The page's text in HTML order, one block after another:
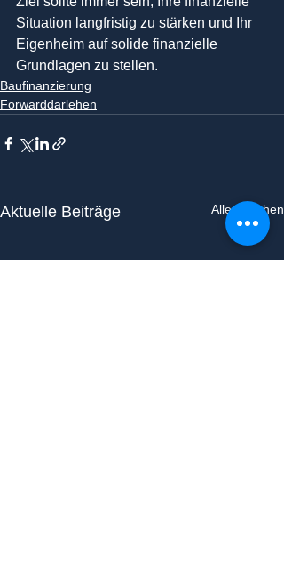
Situation langfristig zu stärken und Ihr
Eigenheim auf solide finanzielle
Grundlagen zu stellen.
Baufinanzierung
Forwarddarlehen
Aktuelle Beiträge Alle ansehen